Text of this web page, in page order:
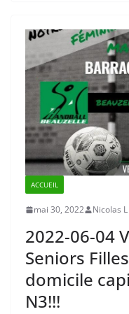
ACCUEIL
mai 30, 2022 Nicolas L
2022-06-04
Seniors
domicile
N3!!!